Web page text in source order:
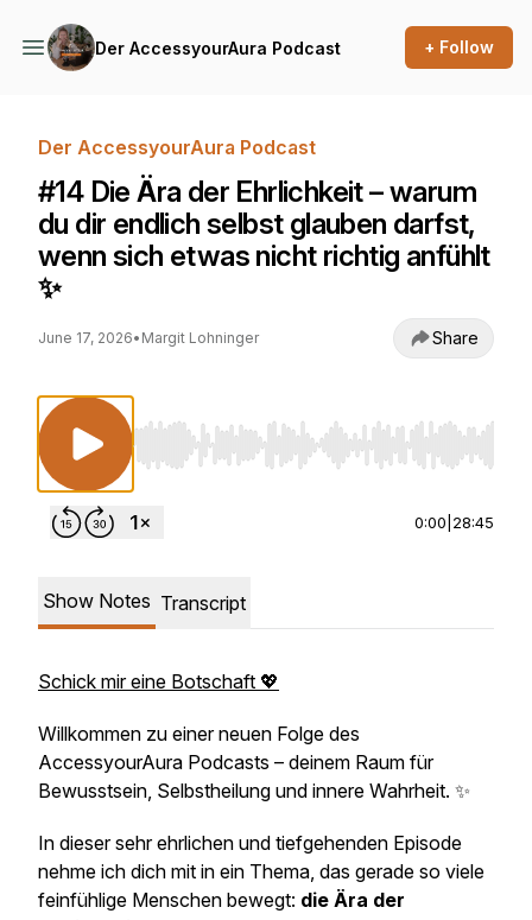
Der AccessyourAura Podcast + Follow
Der AccessyourAura Podcast
#14 Die Ära der Ehrlichkeit – warum
du dir endlich selbst glauben darfst,
wenn sich etwas nicht richtig anfühlt
✨
June 17, 2026• Margit Lohninger Share
Use Left/Right to seek, Home/End to jump to
0:00 28:45
Show Notes Transcript
Schick mir eine Botschaft 💖
Willkommen zu einer neuen Folge des
AccessyourAura Podcasts – deinem Raum für
Bewusstsein, Selbstheilung und innere Wahrheit. ✨
In dieser sehr ehrlichen und tiefgehenden Episode
nehme ich dich mit in ein Thema, das gerade so viele
feinfühlige Menschen bewegt: die Ära der